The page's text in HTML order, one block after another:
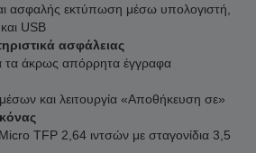
ασφαλής εκτύπωση μέσω υπολογιστή,
USB
ασφάλειας
τα άκρως απόρρητα έγγραφα
και λειτουργία «Αποθήκευση σε»
TFP 2,64 ιντσών με σταγονίδια 3,5